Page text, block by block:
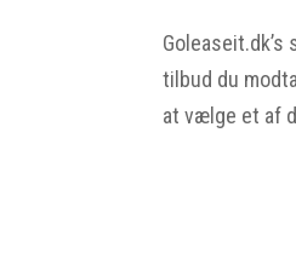
tilbud du
at vælge et af